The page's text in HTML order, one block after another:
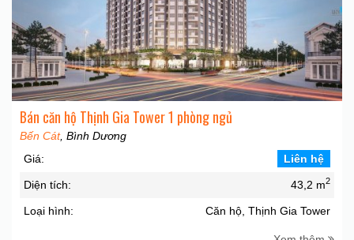
Bán căn hộ Thịnh Gia Tower 1 phòng ngủ
Bến Cát, Bình Dương
Giá:
Liên hệ
Diện tích: 43,2 m2
Loại hình: Căn hộ, Thịnh Gia Tower